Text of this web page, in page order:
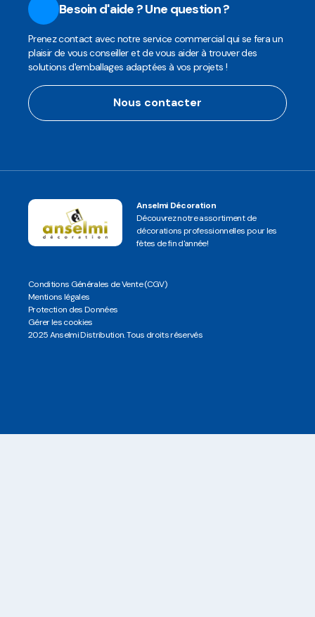
Besoin d'aide ? Une question ?
Prenez contact avec notre service commercial qui se fera un
plaisir de vous conseiller et de vous aider à trouver des
solutions d'emballages adaptées à vos projets !
Nous contacter
Anselmi Décoration
Découvrez notre assortiment de
décorations professionnelles pour les
fêtes de fin d'année!
Conditions Générales de Vente (CGV)
Mentions légales
Protection des Données
Gérer les cookies
2025 Anselmi Distribution. Tous droits réservés